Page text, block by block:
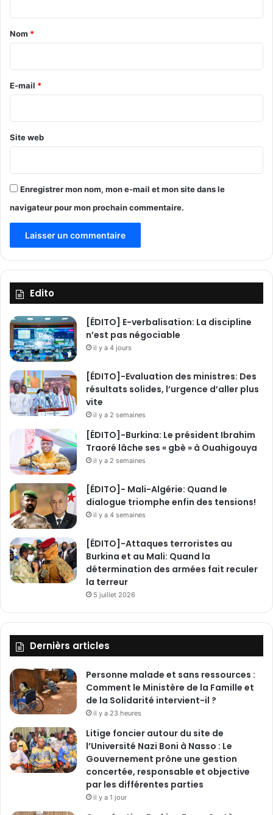
n
g
e
e
n
t
e
c
o
p
o
t
e
e
n
o
r
v
a
n
c
r
e
e
r
r
s
m
e
a
r
e
Nom *
E-mail *
Site web
Enregistrer mon nom, mon e-mail et mon site dans le
navigateur pour mon prochain commentaire.
Edito
[ÉDITO] E-verbalisation: La discipline
n’est pas négociable
il y a 4 jours
[ÉDITO]-Evaluation des ministres: Des
résultats solides, l’urgence d’aller plus
vite
il y a 2 semaines
[ÉDITO]-Burkina: Le président Ibrahim
Traoré lâche ses « gbè » à Ouahigouya
il y a 2 semaines
[ÉDITO]- Mali-Algérie: Quand le
dialogue triomphe enfin des tensions!
il y a 4 semaines
[ÉDITO]-Attaques terroristes au
Burkina et au Mali: Quand la
détermination des armées fait reculer
la terreur
5 juillet 2026
Dernièrs articles
Personne malade et sans ressources :
Comment le Ministère de la Famille et
de la Solidarité intervient-il ?
il y a 23 heures
Litige foncier autour du site de
l’Université Nazi Boni à Nasso : Le
Gouvernement prône une gestion
concertée, responsable et objective
par les différentes parties
il y a 1 jour